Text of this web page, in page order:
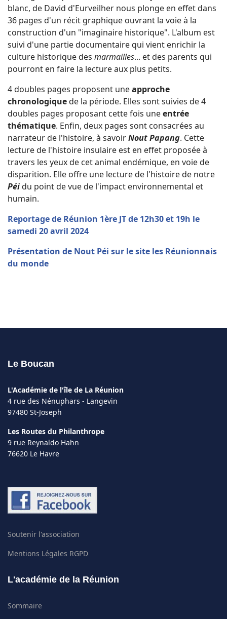
blanc, de David d'Eurveilher nous plonge en effet dans
36 pages d'un récit graphique ouvrant la voie à la
construction d'un "imaginaire historique". L'album est
suivi d'une partie documentaire qui vient enrichir la
culture historique des marmailles... et des parents qui
pourront en faire la lecture aux plus petits.
4 doubles pages proposent uneapproche
chronologiquede la période. Elles sont suivies de 4
doubles pages proposant cette fois uneentrée
thématique. Enfin, deux pages sont consacrées au
narrateur de l'histoire, à savoirNout Papang. Cette
lecture de l'histoire insulaire est en effet proposée à
travers les yeux de cet animal endémique, en voie de
disparition. Elle offre une lecture de l'histoire de notre
Péidu point de vue de l'impact environnemental et
humain.
Reportage de Réunion 1ère JT de 12h30 et 19h le
samedi 20 avril 2024
Présentation de Nout Péi sur le site les Réunionnais
du monde
Le Boucan
L'Académie de l'île de La Réunion
4 rue des Nénuphars - Langevin
97480 St-Joseph
Les Routes du Philanthrope
9 rue Reynaldo Hahn
76620 Le Havre
Soutenir l'association
Mentions Légales RGPD
L'académie de la Réunion
Sommaire